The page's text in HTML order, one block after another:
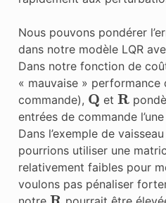
Nous pouvons pondérer
dans notre modèle LQR
Dans notre fonction de
« mauvaise »
commande), Q et R
entrées de commande
Dans l’exemple de
pourrions utiliser une
relativement faibles pour
voulons pas pénaliser
R